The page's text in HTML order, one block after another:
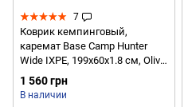
7
Коврик кемпинговый,
каремат Base Camp Hunter
Wide IXPE, 199х60х1.8 см, Olive
Green (BCP 20401)
1 560 грн
В наличии